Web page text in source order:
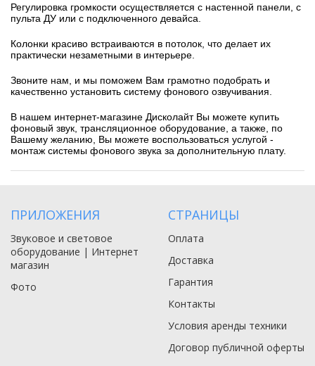
Регулировка громкости осуществляется с настенной панели, с
пульта ДУ или с подключенного девайса.
Колонки красиво встраиваются в потолок, что делает их
практически незаметными в интерьере.
Звоните нам, и мы поможем Вам грамотно подобрать и
качественно установить систему фонового озвучивания.
В нашем интернет-магазине Дисколайт Вы можете купить
фоновый звук, трансляционное оборудование, а также, по
Вашему желанию, Вы можете воспользоваться услугой -
монтаж системы фонового звука за дополнительную плату.
ПРИЛОЖЕНИЯ
Звуковое и световое
оборудование | Интернет
магазин
Фото
СТРАНИЦЫ
Оплата
Доставка
Гарантия
Контакты
Условия аренды техники
Договор публичной оферты